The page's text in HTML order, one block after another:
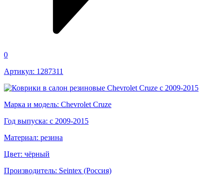
0
Артикул: 1287311
Марка и модель: Chevrolet Cruze
Год выпуска: c 2009-2015
Материал: резина
Цвет: чёрный
Производитель: Seintex (Россия)